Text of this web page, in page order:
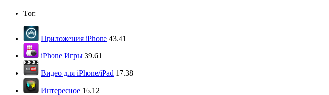
Топ
Приложения iPhone 43.41
iPhone Игры 39.61
Видео для iPhone/iPad 17.38
Интересное 16.12